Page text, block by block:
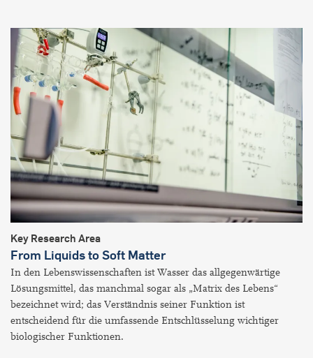
Key Research Area
From Liquids to Soft Matter
In den Lebenswissenschaften ist Wasser das allgegenwärtige
Lösungsmittel, das manchmal sogar als „Matrix des Lebens“
bezeichnet wird; das Verständnis seiner Funktion ist
entscheidend für die umfassende Entschlüsselung wichtiger
biologischer Funktionen.